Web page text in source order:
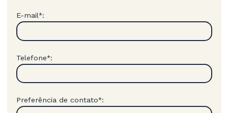
E-mail*:
Telefone*:
Preferência de contato*: